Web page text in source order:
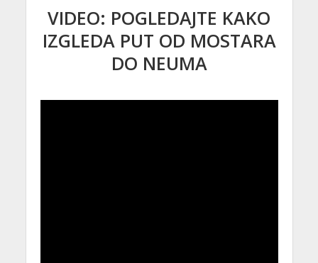
VIDEO: POGLEDAJTE KAKO
IZGLEDA PUT OD MOSTARA
DO NEUMA